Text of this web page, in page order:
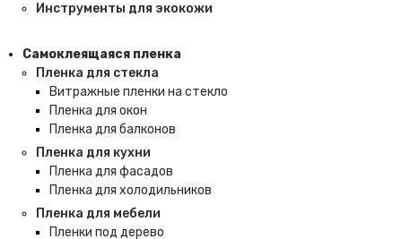
Инструменты для экокожи
Самоклеящаяся пленка
Пленка для стекла
Витражные пленки на стекло
Пленка для окон
Пленка для балконов
Пленка для кухни
Пленка для фасадов
Пленка для холодильников
Пленка для мебели
Пленки под дерево